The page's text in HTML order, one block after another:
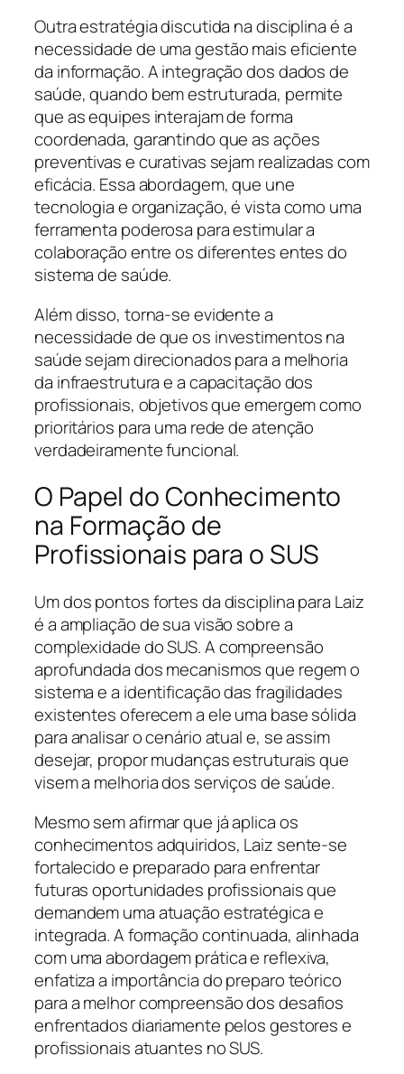
Outra estratégia discutida na disciplina é a
necessidade de uma gestão mais eficiente
da informação. A integração dos dados de
saúde, quando bem estruturada, permite
que as equipes interajam de forma
coordenada, garantindo que as ações
preventivas e curativas sejam realizadas com
eficácia. Essa abordagem, que une
tecnologia e organização, é vista como uma
ferramenta poderosa para estimular a
colaboração entre os diferentes entes do
sistema de saúde.
Além disso, torna-se evidente a
necessidade de que os investimentos na
saúde sejam direcionados para a melhoria
da infraestrutura e a capacitação dos
profissionais, objetivos que emergem como
prioritários para uma rede de atenção
verdadeiramente funcional.
O Papel do Conhecimento
na Formação de
Profissionais para o SUS
Um dos pontos fortes da disciplina para Laiz
é a ampliação de sua visão sobre a
complexidade do SUS. A compreensão
aprofundada dos mecanismos que regem o
sistema e a identificação das fragilidades
existentes oferecem a ele uma base sólida
para analisar o cenário atual e, se assim
desejar, propor mudanças estruturais que
visem a melhoria dos serviços de saúde.
Mesmo sem afirmar que já aplica os
conhecimentos adquiridos, Laiz sente-se
fortalecido e preparado para enfrentar
futuras oportunidades profissionais que
demandem uma atuação estratégica e
integrada. A formação continuada, alinhada
com uma abordagem prática e reflexiva,
enfatiza a importância do preparo teórico
para a melhor compreensão dos desafios
enfrentados diariamente pelos gestores e
profissionais atuantes no SUS.